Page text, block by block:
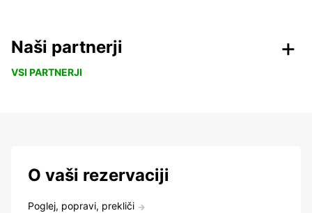
Naši partnerji
VSI PARTNERJI
O vaši rezervaciji
Poglej, popravi, prekliči